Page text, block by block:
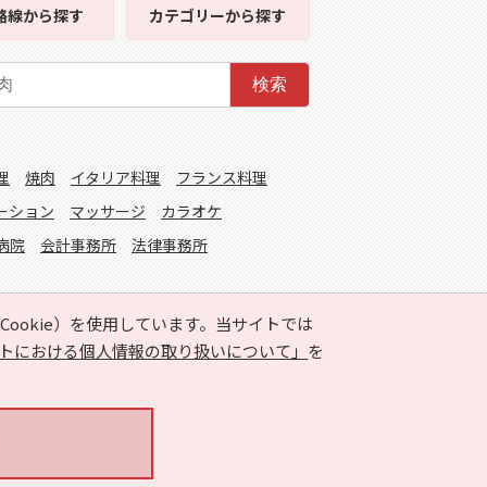
）を使用しています。当サイトでは
における個人情報の取り扱いについて」 を
線から探す カテゴリーから探す
検索
焼肉 イタリア料理
フランス料理
ション マッサージ
カラオケ
院 会計事務所 法律事務所